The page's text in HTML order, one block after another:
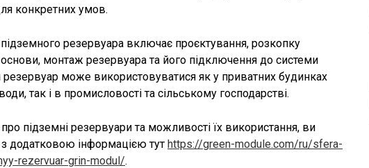
конкретних умов.
резервуара включає проєктування, розкопку
основи, монтаж резервуара та його підключення до системи
резервуар може використовуватися як у приватних будинках
так і в промисловості та сільському господарстві.
підземні резервуари та можливості їх використання, ви
додатковою інформацією тут https://green-module.com/ru/sfera-
rezervuar-grin-modul/.